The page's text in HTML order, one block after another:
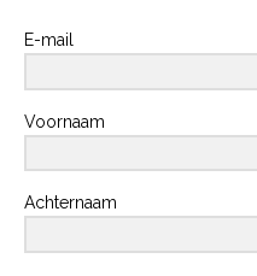
E-mail
Voornaam
Achternaam